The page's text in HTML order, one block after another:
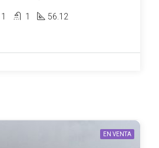
1 1 56.12
EN VENTA